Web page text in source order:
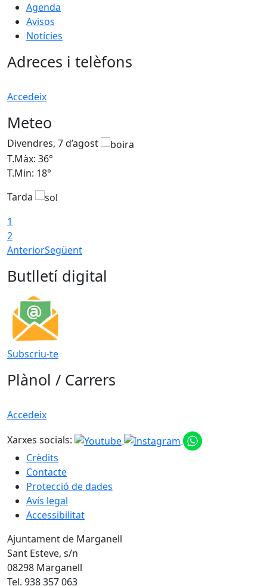
Agenda
Avisos
Notícies
Adreces i telèfons
Accedeix
Meteo
Divendres, 7 d’agost
T.Màx: 36°
T.Min: 18°
Tarda
1
2
AnteriorSegüent
Butlletí digital
Subscriu-te
Plànol / Carrers
Accedeix
Xarxes socials:
Crèdits
Contacte
Protecció de dades
Avís legal
Accessibilitat
Ajuntament de Marganell
Sant Esteve, s/n
08298 Marganell
Tel. 938 357 063